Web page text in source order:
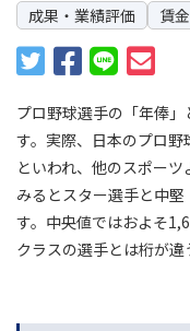
成果・業績評価
賃
プロ野球選手の「年俸
す。実際、日本のプロ
といわれ、他のスポー
みるとスター選手と中
す。中央値ではおよそ
クラスの選手とは桁が違